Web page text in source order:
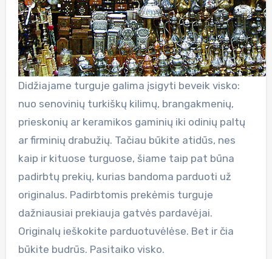
Didžiajame turguje galima įsigyti beveik visko:
nuo senovinių turkiškų kilimų, brangakmenių,
prieskonių ar keramikos gaminių iki odinių paltų
ar firminių drabužių. Tačiau būkite atidūs, nes
kaip ir kituose turguose, šiame taip pat būna
padirbtų prekių, kurias bandoma parduoti už
originalus. Padirbtomis prekėmis turguje
dažniausiai prekiauja gatvės pardavėjai.
Originalų ieškokite parduotuvėlėse. Bet ir čia
būkite budrūs. Pasitaiko visko.